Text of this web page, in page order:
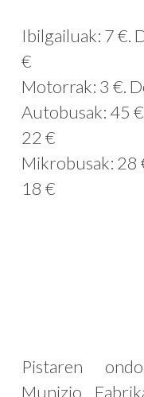
Ibilgailuak: 7 €.
€
Motorrak: 3 €.
Autobusak: 45
22 €
Mikrobusak: 28
18 €
Pistaren
Munizio